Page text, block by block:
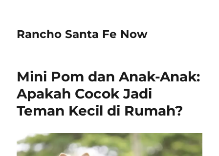
Rancho Santa Fe Now
Mini Pom dan Anak-Anak:
Apakah Cocok Jadi
Teman Kecil di Rumah?